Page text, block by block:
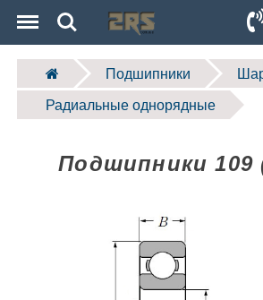
Search
Подшипники
Радиальные однорядные
Подшипники 109